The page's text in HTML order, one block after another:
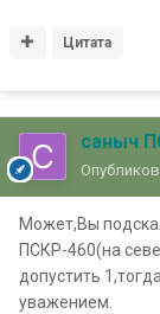
Цитата
саныч
Может,Вы
ПСКР-460(на
допустить
уважением.